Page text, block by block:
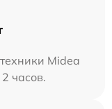
Midea
часов.